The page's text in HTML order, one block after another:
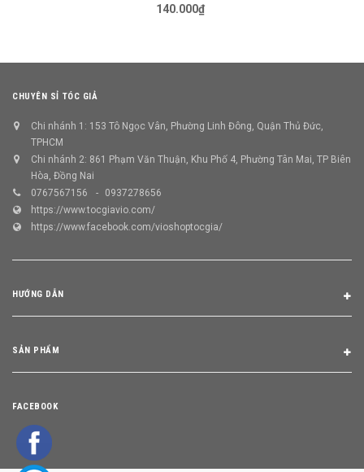
140.000₫
CHUYÊN SỈ TÓC GIẢ
Chi nhánh 1: 153 Tô Ngọc Vân, Phường Linh Đông, Quận Thủ Đức,
TPHCM
Chi nhánh 2: 861 Phạm Văn Thuận, Khu Phố 4, Phường Tân Mai, TP Biên
Hòa, Đồng Nai
0767567156
0937278656
https://www.tocgiavio.com/
https://www.facebook.com/vioshoptocgia/
HƯỚNG DẪN
SẢN PHẨM
FACEBOOK